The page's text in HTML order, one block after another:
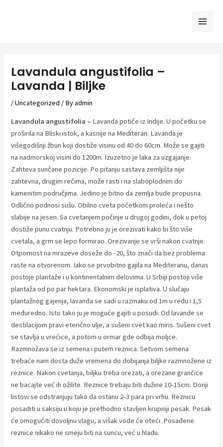
Lavandula angustifolia –
Lavanda | Biljke
/Uncategorized / Byadmin
Lavandula angustifolia – Lavanda potiče iz Indije. U početku se
proširila na Bliski istok, a kasnije na Mediteran. Lavanda je
višegodišnji žbun koji dostiže visinu od 40 do 60cm. Može se gajiti
na nadmorskoj visini do 1200m. Izuzetno je laka za uzgajanje.
Zahteva sunčane pozicije. Po pitanju sastava zemljišta nije
zahtevna, drugim rečima, može rasti i na slaboplodnim do
kamenitim područjima. Jedino je bitno da zemlja bude propusna.
Odlično podnosi sušu. Obilno cveta početkom proleća i nešto
slabije na jesen. Sa cvetanjem počinje u drugoj godini, dok u petoj
dostiže punu cvatnju. Potrebno ju je orezivati kako bi što više
cvetala, a grm se lepo formirao. Orezivanje se vrši nakon cvatnje.
Otpornost na mrazeve doseže do -20, što znači da bez problema
raste na otvorenom. Iako se prvobitno gajila na Mediteranu, danas
postoje plantaže i u kontinentalnim delovima. U Srbiji postoji više
plantaža od po par hektara. Ekonomski je isplativa. U slučaju
plantažnog gajenja, lavanda se sadi u razmaku od 1m u redu i 1,5
međuredno. Isto tako ju je moguće gajiti u posudi. Od lavande se
destilacijom pravi eterično ulje, a sušeni cvet kao miris. Sušeni cvet
se stavlja u vrećice, a potom u ormar gde odbija moljce.
Razmnožava se iz semena i putem reznica. Setvom semena
trebaće nam dosta duže vremena do dobijanja biljke razmnožene iz
reznice. Nakon cvetanja, biljku treba orezati, a orezane grančice
ne bacajte već ih ožilite. Reznice trebaju biti dužine 10-15cm. Donji
listovi se odstranjuju tako da ostanu 2-3 para pri vrhu. Reznicu
posaditi u saksiju u koju je prethodno stavljen krupniji pesak. Pesak
će omogućiti dovoljnu vlagu, a višak vode će oteći. Posađene
reznice nikako ne smeju biti na suncu, već u hladu.